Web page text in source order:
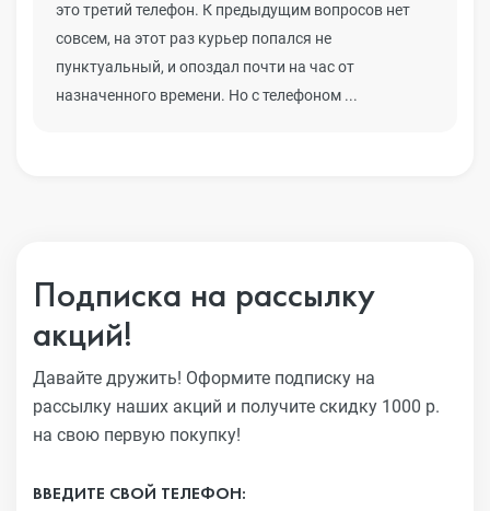
это третий телефон. К предыдущим вопросов нет
совсем, на этот раз курьер попался не
пунктуальный, и опоздал почти на час от
назначенного времени. Но с телефоном ...
Подписка на рассылку
акций!
Давайте дружить! Оформите подписку на
рассылку наших акций и получите скидку 1000 р.
на свою первую покупку!
ВВЕДИТЕ СВОЙ ТЕЛЕФОН: